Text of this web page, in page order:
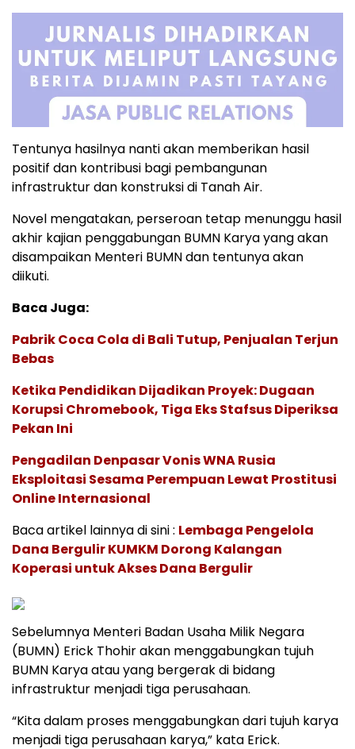
Tentunya hasilnya nanti akan memberikan hasil
positif dan kontribusi bagi pembangunan
infrastruktur dan konstruksi di Tanah Air.
Novel mengatakan, perseroan tetap menunggu hasil
akhir kajian penggabungan BUMN Karya yang akan
disampaikan Menteri BUMN dan tentunya akan
diikuti.
Baca Juga:
Pabrik Coca Cola di Bali Tutup, Penjualan Terjun
Bebas
Ketika Pendidikan Dijadikan Proyek: Dugaan
Korupsi Chromebook, Tiga Eks Stafsus Diperiksa
Pekan Ini
Pengadilan Denpasar Vonis WNA Rusia
Eksploitasi Sesama Perempuan Lewat Prostitusi
Online Internasional
Baca artikel lainnya di sini : Lembaga Pengelola
Dana Bergulir KUMKM Dorong Kalangan
Koperasi untuk Akses Dana Bergulir
Sebelumnya Menteri Badan Usaha Milik Negara
(BUMN) Erick Thohir akan menggabungkan tujuh
BUMN Karya atau yang bergerak di bidang
infrastruktur menjadi tiga perusahaan.
“Kita dalam proses menggabungkan dari tujuh karya
menjadi tiga perusahaan karya,” kata Erick.